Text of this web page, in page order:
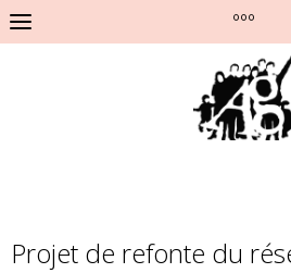
°°°
Projet de refonte du